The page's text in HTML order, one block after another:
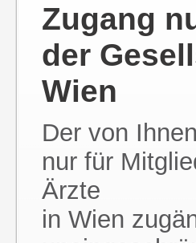
Zugang
der
Wien
Der von
nur für
Ärzte
in Wien